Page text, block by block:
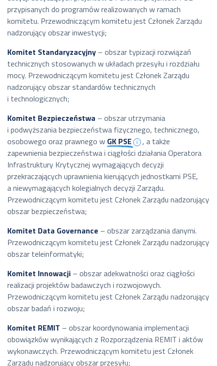
przypisanych do programów realizowanych w ramach
komitetu. Przewodniczącym komitetu jest Członek Zarządu
nadzorujący obszar inwestycji;
Komitet Standaryzacyjny – obszar typizacji rozwiązań
technicznych stosowanych w układach przesyłu i rozdziału
mocy. Przewodniczącym komitetu jest Członek Zarządu
nadzorujący obszar standardów technicznych
i technologicznych;
Komitet Bezpieczeństwa – obszar utrzymania
i podwyższania bezpieczeństwa fizycznego, technicznego,
osobowego oraz prawnego w GK PSE
, a także
zapewnienia bezpieczeństwa i ciągłości działania Operatora
Infrastruktury Krytycznej wymagających decyzji
przekraczających uprawnienia kierujących jednostkami PSE,
a niewymagających kolegialnych decyzji Zarządu.
Przewodniczącym komitetu jest Członek Zarządu nadzorujący
obszar bezpieczeństwa;
Komitet Data Governance – obszar zarządzania danymi.
Przewodniczącym komitetu jest Członek Zarządu nadzorujący
obszar teleinformatyki;
Komitet Innowacji – obszar adekwatności oraz ciągłości
realizacji projektów badawczych i rozwojowych.
Przewodniczącym komitetu jest Członek Zarządu nadzorujący
obszar badań i rozwoju;
Komitet REMIT – obszar koordynowania implementacji
obowiązków wynikających z Rozporządzenia REMIT i aktów
wykonawczych. Przewodniczącym komitetu jest Członek
Zarządu nadzorujący obszar przesyłu;